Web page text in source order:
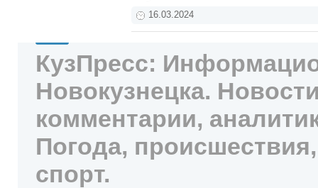
16.03.2024
КузПресс:
Новокузнецка.
комментарии,
Погода,
спорт.